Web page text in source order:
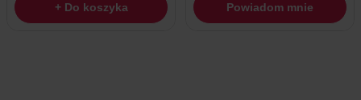
+ Do koszyka Powiadom mnie